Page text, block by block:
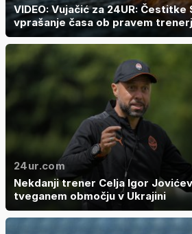
VIDEO: Vujačić za 24UR:
vprašanje časa ob pravem
24ur.com
Nekdanji trener Celja Igor
tveganem območju v Ukrajini